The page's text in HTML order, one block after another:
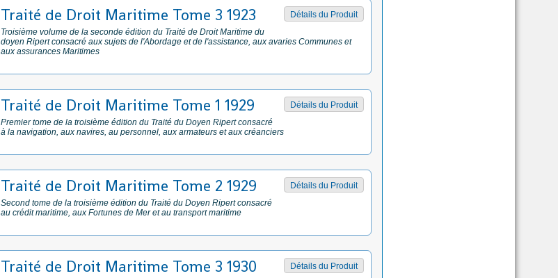
Détails du Produit
Traité de Droit Maritime Tome 3 1923
Troisième volume de la seconde édition du Traité de Droit Maritime du
doyen Ripert consacré aux sujets de l'Abordage et de l'assistance, aux avaries Communes et
aux assurances Maritimes
Détails du Produit
Traité de Droit Maritime Tome 1 1929
Premier tome de la troisième édition du Traité du Doyen Ripert consacré
à la navigation, aux navires, au personnel, aux armateurs et aux créanciers
Détails du Produit
Traité de Droit Maritime Tome 2 1929
Second tome de la troisième édition du Traité du Doyen Ripert consacré
au crédit maritime, aux Fortunes de Mer et au transport maritime
Détails du Produit
Traité de Droit Maritime Tome 3 1930